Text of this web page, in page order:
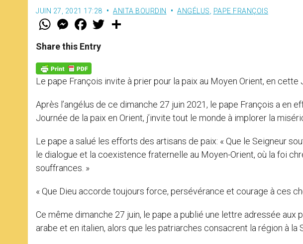
JUIN 27, 2021 17:28 ANITA BOURDIN ANGÉLUS PAPE FRANÇOIS
W
t
s
p
p
M
e
s
e
g
e
r
F
a
e
b
o
k
w
Share this Entry
Le pape François invite à prier pour la paix au Moyen Orient, en
Après l’angélus de ce dimanche 27 juin 2021, le pape François a en
Journée de la paix en Orient, j’invite tout le monde à implorer la
Le pape a salué les efforts des artisans de paix: « Que le Seigneur
le dialogue et la coexistence fraternelle au Moyen-Orient, où la foi
souffrances. »
« Que Dieu accorde toujours force, persévérance et courage à ces
Ce même dimanche 27 juin, le pape a publié une lettre adressée aux
arabe et en italien, alors que les patriarches consacrent la région à la